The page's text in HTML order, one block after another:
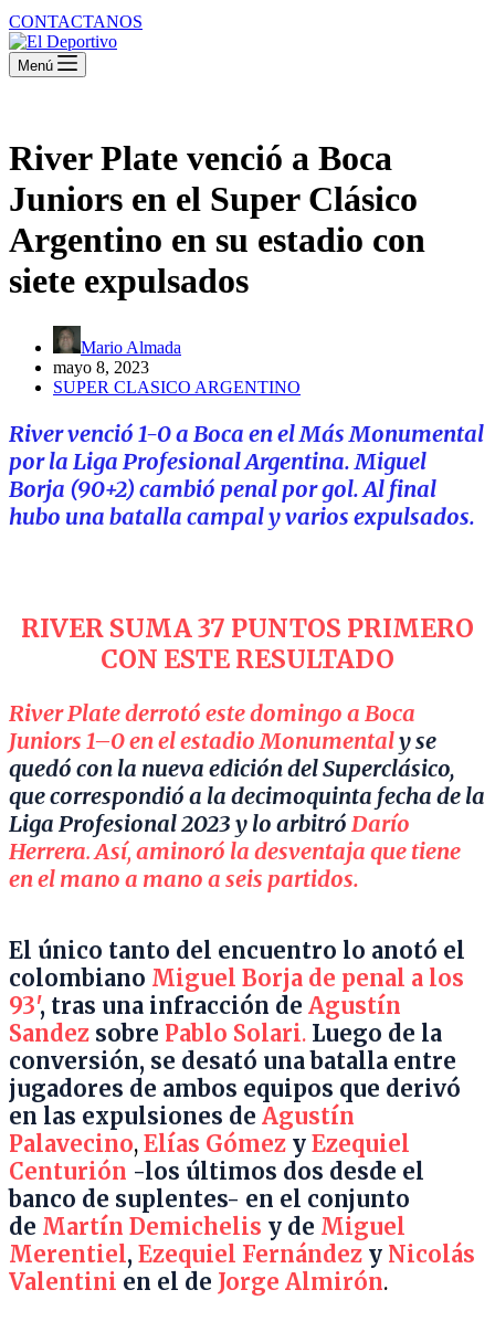
CONTACTANOS
Menú
River Plate venció a Boca
Juniors en el Super Clásico
Argentino en su estadio con
siete expulsados
Mario Almada
mayo 8, 2023
SUPER CLASICO ARGENTINO
River venció 1-0 a Boca en el Más Monumental
por la Liga Profesional Argentina. Miguel
Borja (90+2) cambió penal por gol. Al final
hubo una batalla campal y varios expulsados.
RIVER SUMA 37 PUNTOS PRIMERO
CON ESTE RESULTADO
River Plate derrotó este domingo a Boca
Juniors 1–0 en el estadio Monumentaly se
quedó con la nueva edición del Superclásico,
que correspondió a la decimoquinta fecha de la
Liga Profesional 2023 y lo arbitró Darío
Herrera.Así, aminoró la desventaja que tiene
en el mano a mano a seis partidos.
El único tanto del encuentro lo anotó el
colombiano Miguel Borja de penal a los
93′, tras una infracción de Agustín
Sandez sobre Pablo Solari. Luego de la
conversión, se desató una batalla entre
jugadores de ambos equipos que derivó
en las expulsiones de Agustín
Palavecino, Elías Gómez y Ezequiel
Centurión -los últimos dos desde el
banco de suplentes- en el conjunto
de Martín Demichelis y de Miguel
Merentiel, Ezequiel Fernández y Nicolás
Valentini en el de Jorge Almirón.